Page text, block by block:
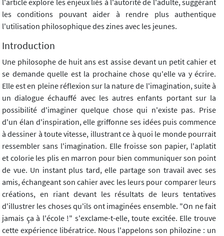
l'article explore les enjeux liés à l'autorité de l'adulte, suggérant
les conditions pouvant aider à rendre plus authentique
l'utilisation philosophique des zines avec les jeunes.
Introduction
Une philosophe de huit ans est assise devant un petit cahier et
se demande quelle est la prochaine chose qu'elle va y écrire.
Elle est en pleine réflexion sur la nature de l'imagination, suite à
un dialogue échauffé avec les autres enfants portant sur la
possibilité d'imaginer quelque chose qui n'existe pas. Prise
d'un élan d'inspiration, elle griffonne ses idées puis commence
à dessiner à toute vitesse, illustrant ce à quoi le monde pourrait
ressembler sans l'imagination. Elle froisse son papier, l'aplatit
et colorie les plis en marron pour bien communiquer son point
de vue. Un instant plus tard, elle partage son travail avec ses
amis, échangeant son cahier avec les leurs pour comparer leurs
créations, en riant devant les résultats de leurs tentatives
d'illustrer les choses qu'ils ont imaginées ensemble. "On ne fait
jamais ça à l'école !" s'exclame-t-elle, toute excitée. Elle trouve
cette expérience libératrice. Nous l'appelons son philozine : un